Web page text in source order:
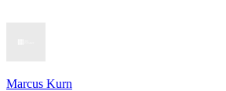
Marcus Kurn